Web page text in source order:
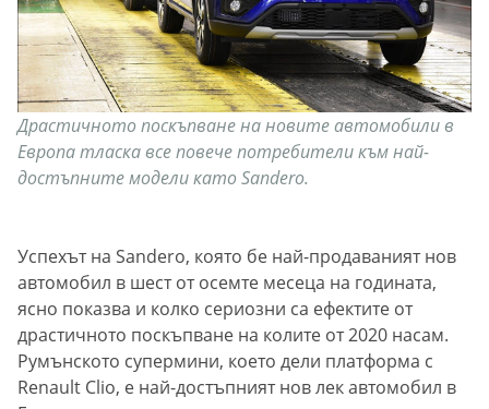
Драстичното поскъпване на новите автомобили в
Европа тласка все повече потребители към най-
достъпните модели като Sandero.
Успехът на Sandero, която бе най-продаваният нов
автомобил в шест от осемте месеца на годината,
ясно показва и колко сериозни са ефектите от
драстичното поскъпване на колите от 2020 насам.
Румънското супермини, което дели платформа с
Renault Clio, е най-достъпният нов лек автомобил в